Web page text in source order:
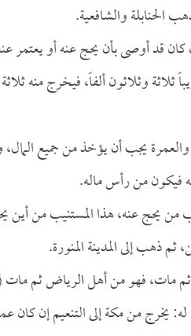
الحنابلة والشافعية.
إن كان قد أوصى بأن يحج عنه أو
ثلاثة وثلاثون ألفاً، فيخرج
يجب أن يؤخذ من جميع
فيكون من رأس ماله.
من يحج عنه، هذا المستنيب من
ذهب إلى المدينة المنورة.
مات، فهو من أهل الرياض ثم
يخرج من مكة إلى التنعيم إن كان